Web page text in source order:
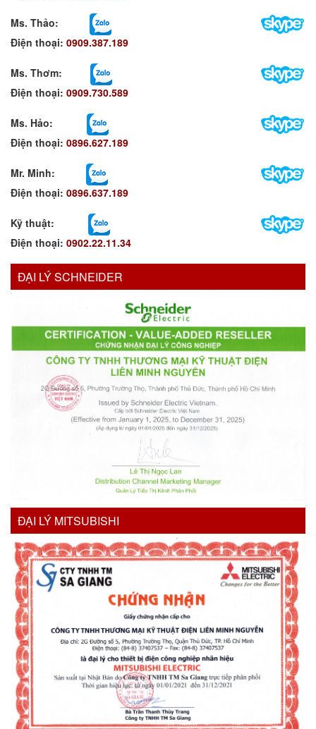
Ms. Thảo:
Điện thoại: 0909.387.189
Ms. Thơm:
Điện thoại: 0909.730.589
Ms. Hảo:
Điện thoại: 0896.627.189
Mr. Minh:
Điện thoại: 0896.637.189
Kỹ thuật:
Điện thoại: 0902.22.11.34
ĐẠI LÝ SCHNEIDER
ĐẠI LÝ MITSUBISHI